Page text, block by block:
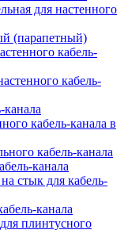
для настенного
(парапетный)
кабель-
кабель-
канала
кабель-канала в
кабель-канала
канала
стык для кабель-
канала
плинтусного